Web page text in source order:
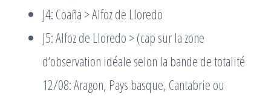
J4: Coaña > Alfoz de Lloredo
J5: Alfoz de Lloredo > (cap sur la zone
d’observation idéale selon la bande de totalité
12/08: Aragon, Pays basque, Cantabrie ou